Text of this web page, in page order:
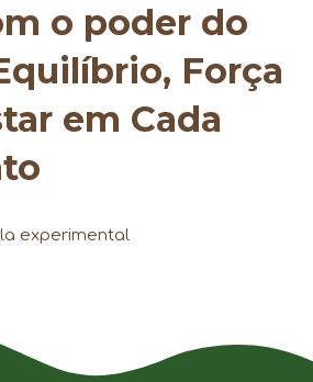
o poder do
Força
em Cada
experimental